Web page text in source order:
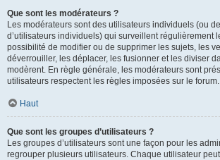
Que sont les modérateurs ?
Les modérateurs sont des utilisateurs individuels (ou
d’utilisateurs individuels) qui surveillent régulièrement
possibilité de modifier ou de supprimer les sujets, les
déverrouiller, les déplacer, les fusionner et les diviser
modèrent. En règle générale, les modérateurs sont
utilisateurs respectent les règles imposées sur le forum.
Haut
Que sont les groupes d’utilisateurs ?
Les groupes d’utilisateurs sont une façon pour les
regrouper plusieurs utilisateurs. Chaque utilisateur